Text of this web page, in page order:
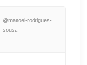
@manoel-rodrigues-
sousa